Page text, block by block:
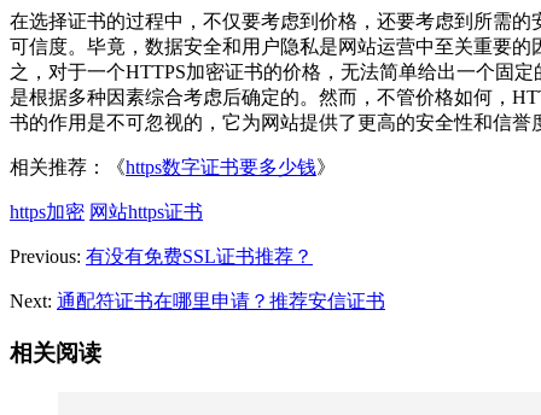
在选择证书的过程中，不仅要考虑到价格，还要考虑到所需的
可信度。毕竟，数据安全和用户隐私是网站运营中至关重要的
之，对于一个HTTPS加密证书的价格，无法简单给出一个固定
是根据多种因素综合考虑后确定的。然而，不管价格如何，
书的作用是不可忽视的，它为网站提供了更高的安全性和信誉
相关推荐：《https数字证书要多少钱》
https加密 网站https证书
Previous: 有没有免费SSL证书推荐？
Next: 通配符证书在哪里申请？推荐安信证书
相关阅读